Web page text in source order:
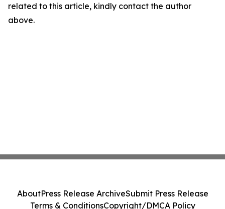
related to this article, kindly contact the author
above.
AboutPress Release ArchiveSubmit Press Release
Terms & ConditionsCopyright/DMCA Policy